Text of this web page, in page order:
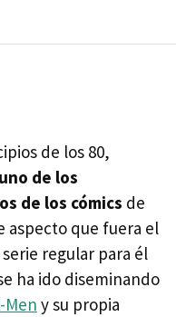
de los 80,
uno de los
de los cómics de
aspecto que fuera el
regular para él
ha ido diseminando
Men y su propia